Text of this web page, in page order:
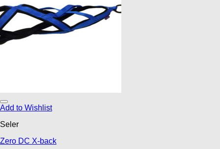
Add to Wishlist
Seler
Zero DC X-back